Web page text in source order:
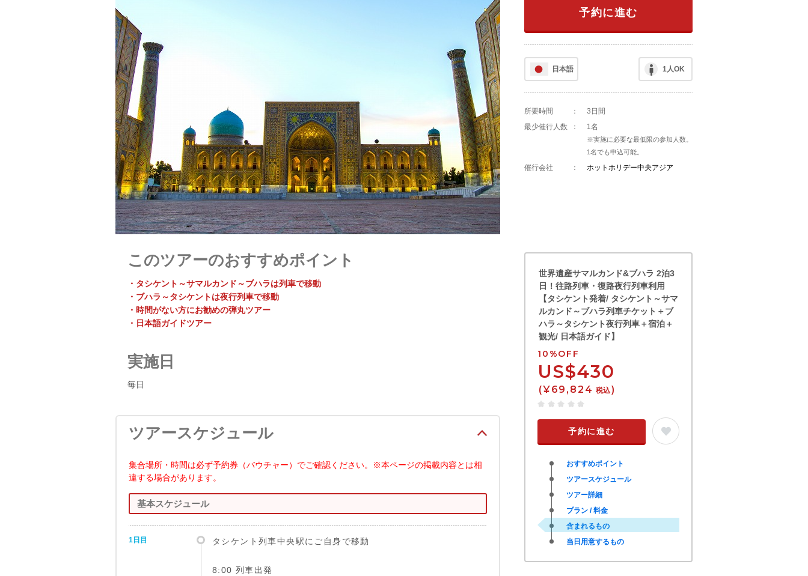
予約に進む
日本語 1人OK
所要時間 ：
3日間
最少催行人数
： 1名
※実施に必要な最低限の参加人数。
1名でも申込可能。
催行会社 ： ホットホリデー中央アジア
このツアーのおすすめポイント
・タシケント～サマルカンド～ブハラは列車で移動
・ブハラ～タシケントは夜行列車で移動
・時間がない方にお勧めの弾丸ツアー
・日本語ガイドツアー
実施日
毎日
ツアースケジュール
集合場所・時間は必ず予約券（バウチャー）でご確認ください。※本ページの掲載内容とは相
違する場合があります。
基本スケジュール
1日目 タシケント列車中央駅にご自身で移動
8:00 列車出発
世界遺産サマルカンド&ブハラ 2泊3
日！往路列車・復路夜行列車利用
【タシケント発着/ タシケント～サマ
ルカンド～ブハラ列車チケット＋ブ
ハラ～タシケント夜行列車＋宿泊＋
観光/ 日本語ガイド】
10%OFF
US$430
(¥69,824 税込)
予約に進む
おすすめポイント
ツアースケジュール
ツアー詳細
プラン / 料金
含まれるもの
当日用意するもの